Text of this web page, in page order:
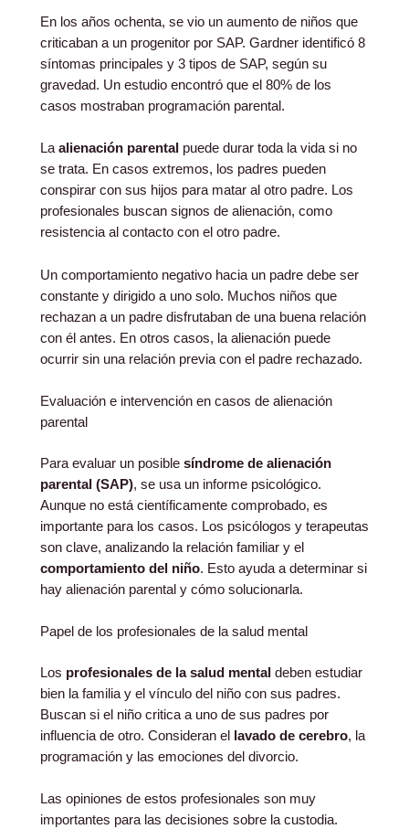
En los años ochenta, se vio un aumento de niños que
criticaban a un progenitor por SAP. Gardner identificó 8
síntomas principales y 3 tipos de SAP, según su
gravedad. Un estudio encontró que el 80% de los
casos mostraban programación parental.
La alienación parental puede durar toda la vida si no
se trata. En casos extremos, los padres pueden
conspirar con sus hijos para matar al otro padre. Los
profesionales buscan signos de alienación, como
resistencia al contacto con el otro padre.
Un comportamiento negativo hacia un padre debe ser
constante y dirigido a uno solo. Muchos niños que
rechazan a un padre disfrutaban de una buena relación
con él antes. En otros casos, la alienación puede
ocurrir sin una relación previa con el padre rechazado.
Evaluación e intervención en casos de alienación
parental
Para evaluar un posible síndrome de alienación
parental (SAP), se usa un informe psicológico.
Aunque no está científicamente comprobado, es
importante para los casos. Los psicólogos y terapeutas
son clave, analizando la relación familiar y el
comportamiento del niño. Esto ayuda a determinar si
hay alienación parental y cómo solucionarla.
Papel de los profesionales de la salud mental
Los profesionales de la salud mental deben estudiar
bien la familia y el vínculo del niño con sus padres.
Buscan si el niño critica a uno de sus padres por
influencia de otro. Consideran el
lavado de cerebro, la
programación y las emociones del divorcio.
Las opiniones de estos profesionales son muy
importantes para las decisiones sobre la custodia.